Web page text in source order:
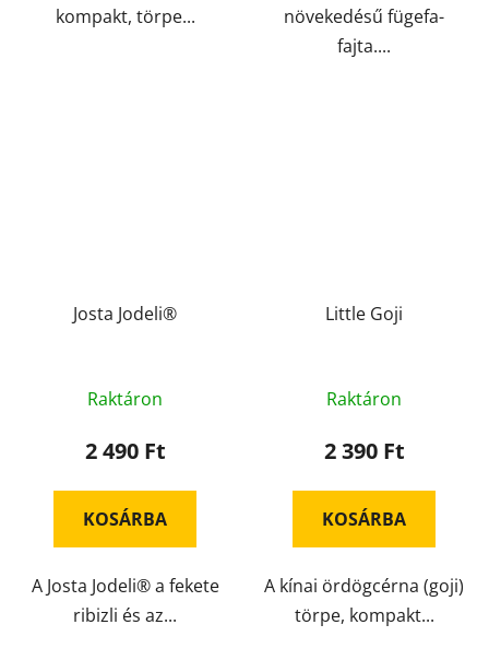
kompakt, törpe...
növekedésű fügefa-
fajta....
Josta Jodeli®
Raktáron
2 490 Ft
KOSÁRBA
A Josta Jodeli® a fekete
ribizli és az...
Little Goji
Raktáron
2 390 Ft
KOSÁRBA
A kínai ördögcérna (goji)
törpe, kompakt...